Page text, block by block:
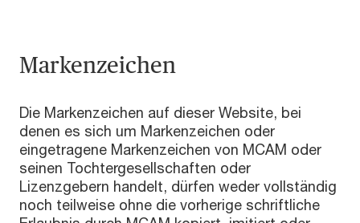
Markenzeichen
Die Markenzeichen auf dieser Website, bei
denen es sich um Markenzeichen oder
eingetragene Markenzeichen von MCAM oder
seinen Tochtergesellschaften oder
Lizenzgebern handelt, dürfen weder vollständig
noch teilweise ohne die vorherige schriftliche